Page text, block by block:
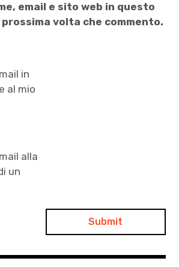
email e sito web in questo
volta che commento.
in
al mio
alla
un